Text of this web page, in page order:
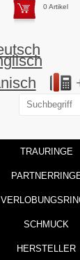
0 Artikel
TRAURINGE
SCHMUCK
HERSTELLER